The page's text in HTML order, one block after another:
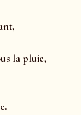
la pluie,